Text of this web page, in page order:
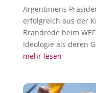
Argentiniens
erfolgreich aus der
Brandrede beim
Ideologie als deren
mehr lesen